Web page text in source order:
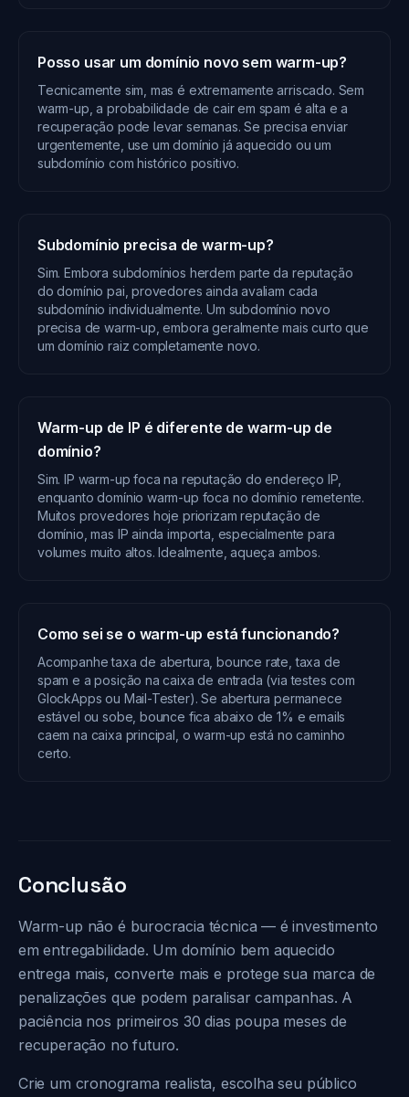
Posso usar um domínio novo sem warm-up?
Tecnicamente sim, mas é extremamente arriscado. Sem
warm-up, a probabilidade de cair em spam é alta e a
recuperação pode levar semanas. Se precisa enviar
urgentemente, use um domínio já aquecido ou um
subdomínio com histórico positivo.
Subdomínio precisa de warm-up?
Sim. Embora subdomínios herdem parte da reputação
do domínio pai, provedores ainda avaliam cada
subdomínio individualmente. Um subdomínio novo
precisa de warm-up, embora geralmente mais curto que
um domínio raiz completamente novo.
Warm-up de IP é diferente de warm-up de
domínio?
Sim. IP warm-up foca na reputação do endereço IP,
enquanto domínio warm-up foca no domínio remetente.
Muitos provedores hoje priorizam reputação de
domínio, mas IP ainda importa, especialmente para
volumes muito altos. Idealmente, aqueça ambos.
Como sei se o warm-up está funcionando?
Acompanhe taxa de abertura, bounce rate, taxa de
spam e a posição na caixa de entrada (via testes com
GlockApps ou Mail-Tester). Se abertura permanece
estável ou sobe, bounce fica abaixo de 1% e emails
caem na caixa principal, o warm-up está no caminho
certo.
Conclusão
Warm-up não é burocracia técnica — é investimento
em entregabilidade. Um domínio bem aquecido
entrega mais, converte mais e protege sua marca de
penalizações que podem paralisar campanhas. A
paciência nos primeiros 30 dias poupa meses de
recuperação no futuro.
Crie um cronograma realista, escolha seu público